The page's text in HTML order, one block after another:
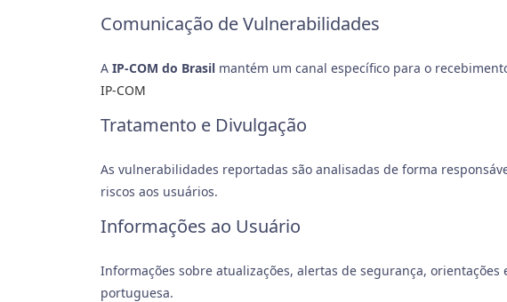
Comunicação de Vulnerabilidades
A IP-COM do Brasil mantém um canal específico para o
IP-COM
Tratamento e Divulgação
As vulnerabilidades reportadas são analisadas de forma
riscos aos usuários.
Informações ao Usuário
Informações sobre atualizações, alertas de segurança,
portuguesa.